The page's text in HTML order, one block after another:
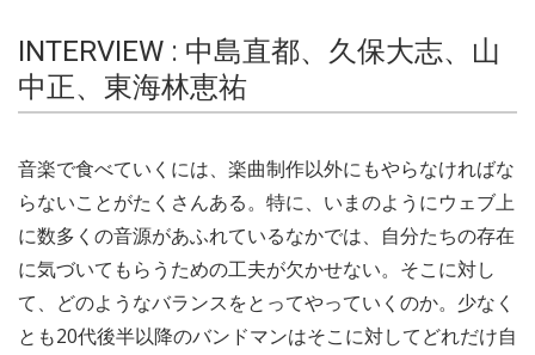
INTERVIEW : 中島直都、久保大志、山
中正、東海林恵祐
音楽で食べていくには、楽曲制作以外にもやらなければな
らないことがたくさんある。特に、いまのようにウェブ上
に数多くの音源があふれているなかでは、自分たちの存在
に気づいてもらうための工夫が欠かせない。そこに対し
て、どのようなバランスをとってやっていくのか。少なく
とも20代後半以降のバンドマンはそこに対してどれだけ自